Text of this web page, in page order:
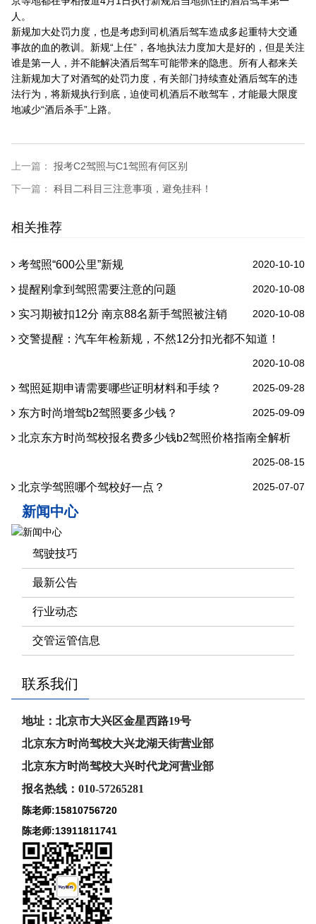
人。
新规加大处罚力度，也是考虑到司机酒后驾车造成多起重特大交通
事故的血的教训。新规“上任”，各地执法力度加大是好的，但是关注
谁是第一人，并不能解决酒后驾车可能带来的隐患。所有人都来关
注新规加大了对酒驾的处罚力度，有关部门持续查处酒后驾车的违
法行为，将新规执行到底，迫使司机酒后不敢驾车，才能最大限度
地减少“酒后杀手”上路。
上一篇：
报考C2驾照与C1驾照有何区别
下一篇：
科目二科目三注意事项，避免挂科！
相关推荐
考驾照“600公里”新规 2020-10-10
提醒刚拿到驾照需要注意的问题 2020-10-08
实习期被扣12分 南京88名新手驾照被注销 2020-10-08
交警提醒：汽车年检新规，不然12分扣光都不知道！
2020-10-08
驾照延期申请需要哪些证明材料和手续？ 2025-09-28
东方时尚增驾b2驾照要多少钱？ 2025-09-09
北京东方时尚驾校报名费多少钱b2驾照价格指南全解析
2025-08-15
北京学驾照哪个驾校好一点？ 2025-07-07
新闻中心
驾驶技巧
最新公告
行业动态
交管运管信息
联系我们
地址：北京市大兴区金星西路19号
北京东方时尚驾校大兴龙湖天街营业部
北京东方时尚驾校大兴时代龙河营业部
报名热线：010-57265281
陈老师:15810756720
陈老师:13911811741